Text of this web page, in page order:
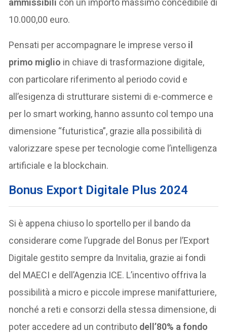
ammissibili con un importo massimo concedibile di
10.000,00 euro.
Pensati per accompagnare le imprese verso il
primo miglio in chiave di trasformazione digitale,
con particolare riferimento al periodo covid e
all’esigenza di strutturare sistemi di e-commerce e
per lo smart working, hanno assunto col tempo una
dimensione “futuristica”, grazie alla possibilità di
valorizzare spese per tecnologie come l’intelligenza
artificiale e la blockchain.
Bonus Export Digitale Plus 2024
Si è appena chiuso lo sportello per il bando da
considerare come l’upgrade del Bonus per l’Export
Digitale gestito sempre da Invitalia, grazie ai fondi
del MAECI e dell’Agenzia ICE. L’incentivo offriva la
possibilità a micro e piccole imprese manifatturiere,
nonché a reti e consorzi della stessa dimensione, di
poter accedere ad un contributo dell’80% a fondo